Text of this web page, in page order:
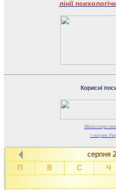
лінії
Корисні
Міністерство
і науки
серпня
П
В С Ч